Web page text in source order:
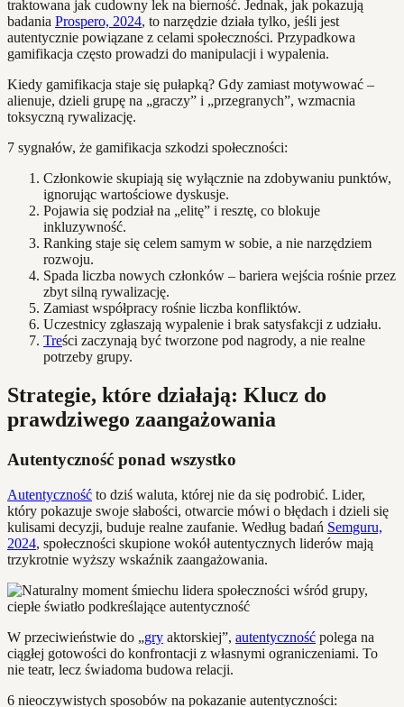
traktowana jak cudowny lek na bierność. Jednak, jak pokazują
badania Prospero, 2024, to narzędzie działa tylko, jeśli jest
autentycznie powiązane z celami społeczności. Przypadkowa
gamifikacja często prowadzi do manipulacji i wypalenia.
Kiedy gamifikacja staje się pułapką? Gdy zamiast motywować –
alienuje, dzieli grupę na „graczy” i „przegranych”, wzmacnia
toksyczną rywalizację.
7 sygnałów, że gamifikacja szkodzi społeczności:
Członkowie skupiają się wyłącznie na zdobywaniu punktów,
ignorując wartościowe dyskusje.
Pojawia się podział na „elitę” i resztę, co blokuje
inkluzywność.
Ranking staje się celem samym w sobie, a nie narzędziem
rozwoju.
Spada liczba nowych członków – bariera wejścia rośnie przez
zbyt silną rywalizację.
Zamiast współpracy rośnie liczba konfliktów.
Uczestnicy zgłaszają wypalenie i brak satysfakcji z udziału.
Treści zaczynają być tworzone pod nagrody, a nie realne
potrzeby grupy.
Strategie, które działają: Klucz do
prawdziwego zaangażowania
Autentyczność ponad wszystko
Autentyczność to dziś waluta, której nie da się podrobić. Lider,
który pokazuje swoje słabości, otwarcie mówi o błędach i dzieli się
kulisami decyzji, buduje realne zaufanie. Według badań Semguru,
2024, społeczności skupione wokół autentycznych liderów mają
trzykrotnie wyższy wskaźnik zaangażowania.
W przeciwieństwie do „gry aktorskiej”, autentyczność polega na
ciągłej gotowości do konfrontacji z własnymi ograniczeniami. To
nie teatr, lecz świadoma budowa relacji.
6 nieoczywistych sposobów na pokazanie autentyczności: